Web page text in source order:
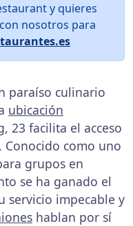
y quieres
nosotros para
paraíso culinario
ubicación
23 facilita el acceso
Conocido como uno
grupos en
se ha ganado el
servicio impecable y
hablan por sí